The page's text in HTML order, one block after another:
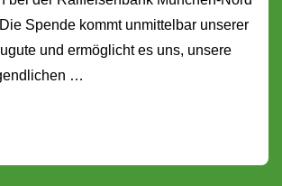
Spende kommt unmittelbar unserer
und ermöglicht es uns, unsere
…